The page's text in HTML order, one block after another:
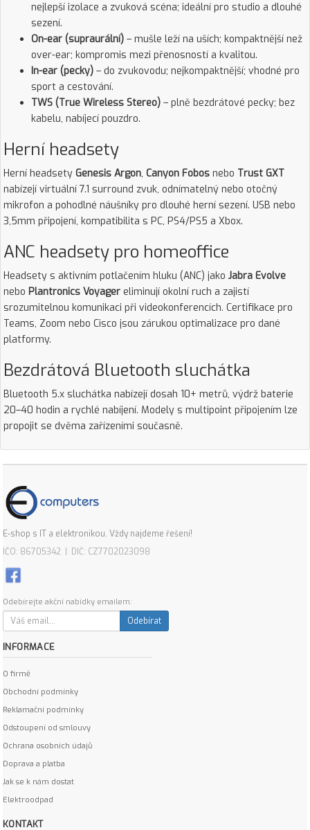
nejlepší izolace a zvuková scéna; ideální pro studio a dlouhé
sezení.
On-ear (supraurální) – mušle leží na uších; kompaktnější než
over-ear; kompromis mezi přenosností a kvalitou.
In-ear (pecky) – do zvukovodu; nejkompaktnější; vhodné pro
sport a cestování.
TWS (True Wireless Stereo) – plně bezdrátové pecky; bez
kabelu, nabíjecí pouzdro.
Herní headsety
Herní headsety Genesis Argon, Canyon Fobos nebo Trust GXT
nabízejí virtuální 7.1 surround zvuk, odnímatelný nebo otočný
mikrofon a pohodlné náušníky pro dlouhé herní sezení. USB nebo
3,5mm připojení, kompatibilita s PC, PS4/PS5 a Xbox.
ANC headsety pro homeoffice
Headsety s aktivním potlačením hluku (ANC) jako Jabra Evolve
nebo Plantronics Voyager eliminují okolní ruch a zajistí
srozumitelnou komunikaci při videokonferencích. Certifikace pro
Teams, Zoom nebo Cisco jsou zárukou optimalizace pro dané
platformy.
Bezdrátová Bluetooth sluchátka
Bluetooth 5.x sluchátka nabízejí dosah 10+ metrů, výdrž baterie
20–40 hodin a rychlé nabíjení. Modely s multipoint připojením lze
propojit se dvěma zařízeními současně.
E-shop s IT a elektronikou. Vždy najdeme řešení!
IČO: 86705342 | DIČ: CZ7702023098
Odebírejte akční nabídky emailem:
Odebírat
INFORMACE
O firmě
Obchodní podmínky
Reklamační podmínky
Odstoupení od smlouvy
Ochrana osobních údajů
Doprava a platba
Jak se k nám dostat
Elektroodpad
KONTAKT